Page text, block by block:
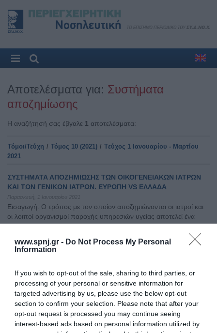
www.spnj.gr - Do Not Process My Personal
Information
If you wish to opt-out of the sale, sharing to third parties, or
processing of your personal or sensitive information for
targeted advertising by us, please use the below opt-out
section to confirm your selection. Please note that after your
opt-out request is processed you may continue seeing
interest-based ads based on personal information utilized by
Αποτελέσματα για: Συστήματα
αποζημίωσης
Η αναζήτησή σας έβγαλε 1 αποτελέσματα:
Τόμοι/Τεύχη / Τόμος 10 (2021) / Tεύχος 1 Ιανουαρίου - Μαρτίου
2021
ΣΥΣΤΗΜΑΤΑ ΑΠΟΖΗΜΙΩΣΗΣ ΤΩΝ ΟΙΚΟΓΕΝΕΙΑΚΩΝ ΙΑΤΡΩΝ
ΚΑΙ ΤΩΝ ΓΕΝΙΚΩΝ ΙΑΤΡΩΝ. ΕΥΡΩΠΗ VS ΕΛΛΑΔΑ
Παρασκευή, 1 Ιανουαρίου 2021
Εισαγωγή: Ο τρόπος με τον οποίον αποζημιώνονται οι ιατροί και
οι λοιποί οργανισμοί παροχής υπηρεσιών υγείας αποτελεί ένα
ζήτημα που ενδιαφέρει σημαντικά τις κυβερνήσεις των χωρών.
Σκοπός: Ο σκοπός της παρούσας εργασίας ήταν να αναδείξει τα
συστήματα αποζημίωσης των οικογενειακών ιατρών και των
Αρχική
Καλωσόρισμα
Συντακτική Επιτροπή